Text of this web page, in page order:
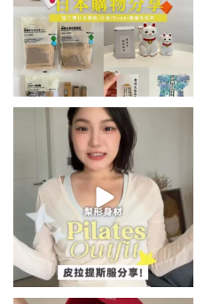
💭留言「美背」傳🔗給你！
🏷️#吉推韓國 🇰🇷
...
48 20